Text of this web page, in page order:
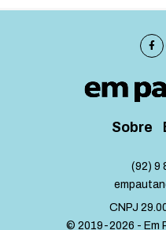
Sobre
(92) 9
CNPJ
© 2019-2026 - Em